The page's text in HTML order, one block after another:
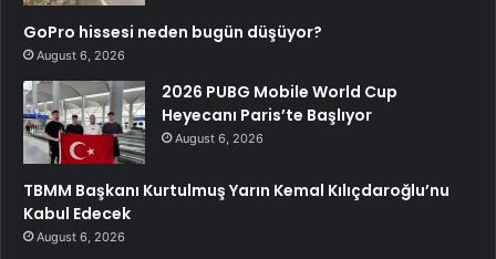
GoPro hissesi neden bugün düşüyor?
August 6, 2026
2026 PUBG Mobile World Cup
Heyecanı Paris’te Başlıyor
August 6, 2026
TBMM Başkanı Kurtulmuş Yarın Kemal Kılıçdaroğlu’nu
Kabul Edecek
August 6, 2026